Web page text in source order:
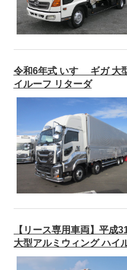
令和6年式 いすゞ ギガ 大
イルーフ リターダ
【リース専用車両】平成
大型アルミウィング ハイ